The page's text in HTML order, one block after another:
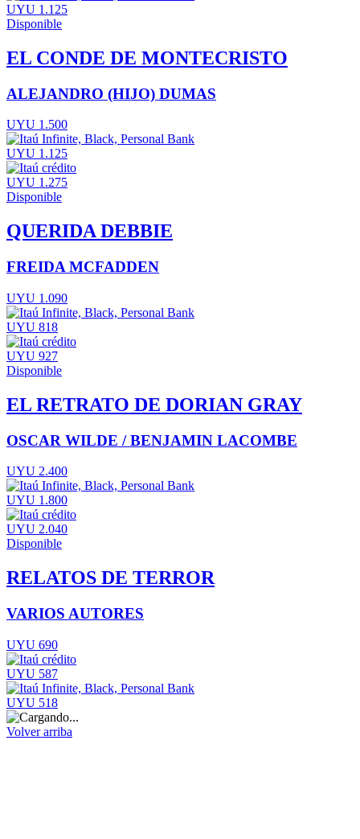
UYU 1.125
Disponible
EL CONDE DE MONTECRISTO
ALEJANDRO (HIJO) DUMAS
UYU 1.500
UYU 1.125
UYU 1.275
Disponible
QUERIDA DEBBIE
FREIDA MCFADDEN
UYU 1.090
UYU 818
UYU 927
Disponible
EL RETRATO DE DORIAN GRAY
OSCAR WILDE / BENJAMIN LACOMBE
UYU 2.400
UYU 1.800
UYU 2.040
Disponible
RELATOS DE TERROR
VARIOS AUTORES
UYU 690
UYU 587
UYU 518
Volver arriba